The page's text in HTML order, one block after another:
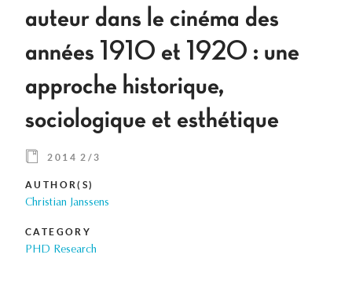
auteur dans le cinéma des
années 1910 et 1920 : une
approche historique,
sociologique et esthétique
2014 2/3
AUTHOR(S)
Christian Janssens
CATEGORY
PHD Research